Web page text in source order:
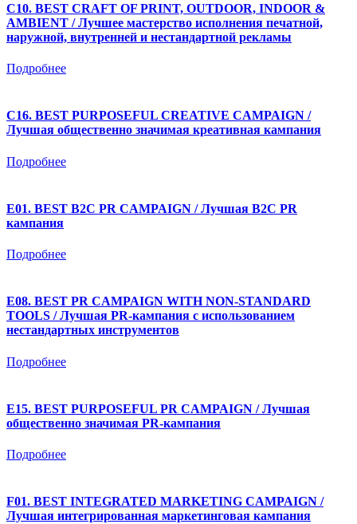
C10. BEST CRAFT OF PRINT, OUTDOOR, INDOOR &
AMBIENT / Лучшее мастерство исполнения печатной,
наружной, внутренней и нестандартной рекламы
Подробнее
C16. BEST PURPOSEFUL CREATIVE CAMPAIGN /
Лучшая общественно значимая креативная кампания
Подробнее
E01. BEST B2C PR CAMPAIGN / Лучшая B2C PR
кампания
Подробнее
E08. BEST PR CAMPAIGN WITH NON-STANDARD
TOOLS / Лучшая PR-кампания с использованием
нестандартных инструментов
Подробнее
E15. BEST PURPOSEFUL PR CAMPAIGN / Лучшая
общественно значимая PR-кампания
Подробнее
F01. BEST INTEGRATED MARKETING CAMPAIGN /
Лучшая интегрированная маркетинговая кампания